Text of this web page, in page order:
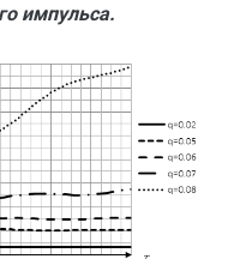
импульса.